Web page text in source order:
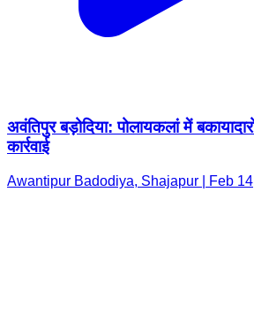
अवंतिपुर बड़ोदिया: पोलायकलां में
कार्रवाई
Awantipur Badodiya, Shajapur | Feb